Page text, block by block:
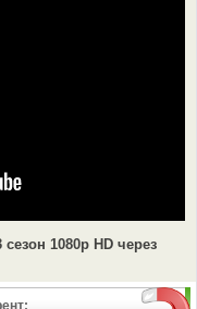
1080p HD через